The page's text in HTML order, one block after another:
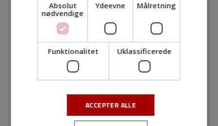
ISDN lukker – er du forberedt?
ISDN nettet lukker med udgangen af 2021
Det er meldt ud, at de sidste ISDN
linjer lukker d. 31. december 2021. ISDN blev
Absolut
nødvendige
Ydeevne Målretning
Funktionalitet Uklassificerede
ACCEPTER ALLE